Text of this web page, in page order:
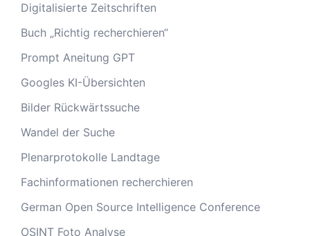
Digitalisierte Zeitschriften
Buch „Richtig recherchieren“
Prompt Aneitung GPT
Googles KI-Übersichten
Bilder Rückwärtssuche
Wandel der Suche
Plenarprotokolle Landtage
Fachinformationen recherchieren
German Open Source Intelligence Conference
OSINT Foto Analyse